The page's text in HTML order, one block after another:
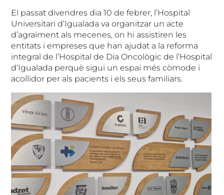
El passat divendres dia 10 de febrer, l’Hospital
Universitari d’Igualada va organitzar un acte
d’agraïment als mecenes, on hi assistiren les
entitats i empreses que han ajudat a la reforma
integral de l’Hospital de Dia Oncològic de l’Hospital
d’Igualada perquè sigui un espai més còmode i
acollidor per als pacients i els seus familiars.